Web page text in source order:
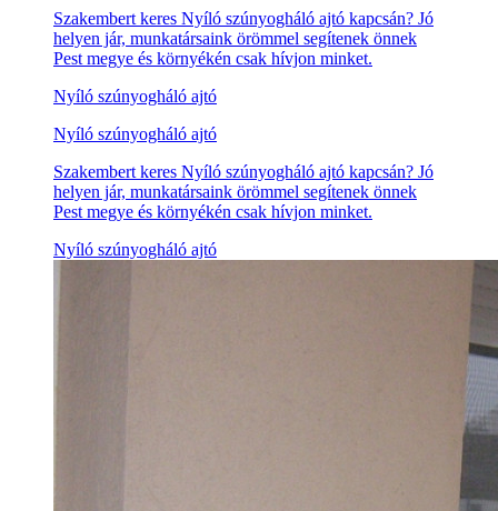
Szakembert keres Nyíló szúnyogháló ajtó kapcsán? Jó
helyen jár, munkatársaink örömmel segítenek önnek
Pest megye és környékén csak hívjon minket.
Nyíló szúnyogháló ajtó
Nyíló szúnyogháló ajtó
Szakembert keres Nyíló szúnyogháló ajtó kapcsán? Jó
helyen jár, munkatársaink örömmel segítenek önnek
Pest megye és környékén csak hívjon minket.
Nyíló szúnyogháló ajtó